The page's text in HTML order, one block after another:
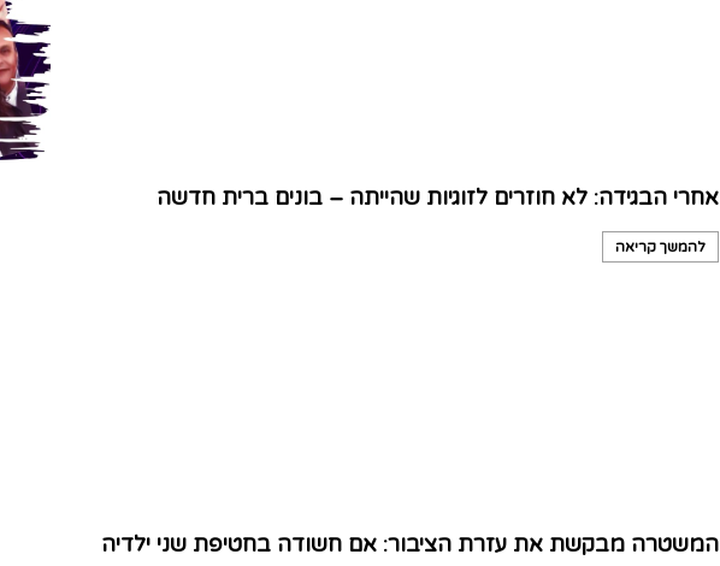
אחרי הבגידה: לא חוזרים לזוגיות שהייתה – בונים ברית חדשה
להמשך קריאה
המשטרה מבקשת את עזרת הציבור: אם חשודה בחטיפת שני ילדיה